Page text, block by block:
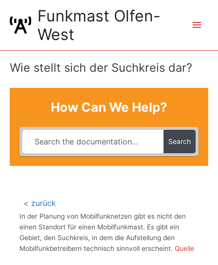
Inhalt
springen
Funkmast Olfen-
West
Wie stellt sich der Suchkreis dar?
How Can We Help?
Search
< zurück
In der Planung von Mobilfunknetzen gibt es nicht den
einen Standort für einen Mobilfunkmast. Es gibt ein
Gebiet, den Suchkreis, in dem die Aufstellung den
Mobilfunkbetreibern technisch sinnvoll erscheint. Quelle